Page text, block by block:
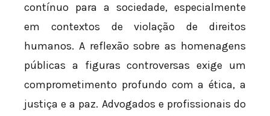
contínuo para a sociedade, especialmente
em contextos de violação de direitos
humanos. A reflexão sobre as homenagens
públicas a figuras controversas exige um
comprometimento profundo com a ética, a
justiça e a paz. Advogados e profissionais do